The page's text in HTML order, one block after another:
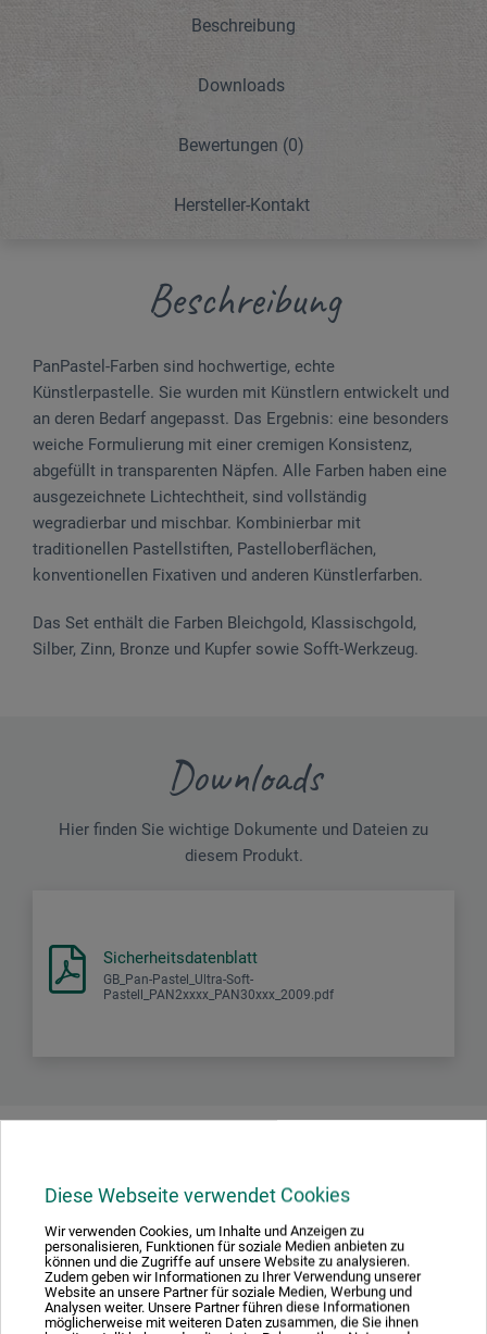
Diese Webseite verwendet Cookies
Wir verwenden Cookies, um Inhalte und Anzeigen zu
personalisieren, Funktionen für soziale Medien anbieten zu
können und die Zugriffe auf unsere Website zu analysieren.
Zudem geben wir Informationen zu Ihrer Verwendung unserer
Website an unsere Partner für soziale Medien, Werbung und
Analysen weiter. Unsere Partner führen diese Informationen
möglicherweise mit weiteren Daten zusammen, die Sie ihnen
Beschreibung
Downloads
Bewertungen (0)
Hersteller-Kontakt
Beschreibung
PanPastel-Farben sind hochwertige, echte
Künstlerpastelle. Sie wurden mit Künstlern entwickelt und
an deren Bedarf angepasst. Das Ergebnis: eine besonders
weiche Formulierung mit einer cremigen Konsistenz,
abgefüllt in transparenten Näpfen. Alle Farben haben eine
ausgezeichnete Lichtechtheit, sind vollständig
wegradierbar und mischbar. Kombinierbar mit
traditionellen Pastellstiften, Pastelloberflächen,
konventionellen Fixativen und anderen Künstlerfarben.
Das Set enthält die Farben Bleichgold, Klassischgold,
Silber, Zinn, Bronze und Kupfer sowie Sofft-Werkzeug.
Downloads
Hier finden Sie wichtige Dokumente und Dateien zu
diesem Produkt.
Sicherheitsdatenblatt
GB_Pan-Pastel_Ultra-Soft-
Pastell_PAN2xxxx_PAN30xxx_2009.pdf
Schreiben Sie die erste Bewertung zu diesem Produkt
JETZT PRODUKT BEWERTEN